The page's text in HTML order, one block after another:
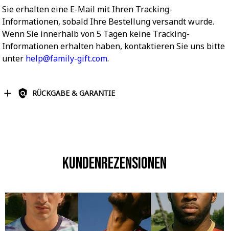
Sie erhalten eine E-Mail mit Ihren Tracking-
Informationen, sobald Ihre Bestellung versandt wurde.
Wenn Sie innerhalb von 5 Tagen keine Tracking-
Informationen erhalten haben, kontaktieren Sie uns bitte
unter help@family-gift.com.
RÜCKGABE & GARANTIE
Kundenrezensionen